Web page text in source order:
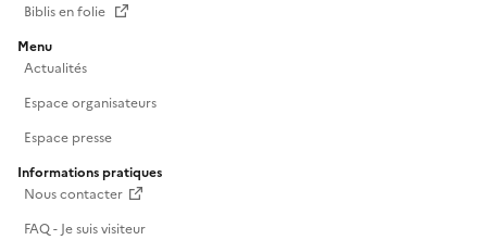
Biblis en folie
Menu
Actualités
Espace organisateurs
Espace presse
Informations pratiques
Nous contacter
FAQ - Je suis visiteur